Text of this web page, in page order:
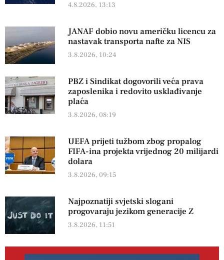
4.8.2026, 13:13
JANAF dobio novu američku licencu za
nastavak transporta nafte za NIS
3.8.2026, 10:24
PBZ i Sindikat dogovorili veća prava
zaposlenika i redovito usklađivanje
plaća
3.8.2026, 08:19
UEFA prijeti tužbom zbog propalog
FIFA-ina projekta vrijednog 20 milijardi
dolara
3.8.2026, 09:15
Najpoznatiji svjetski slogani
progovaraju jezikom generacije Z
3.8.2026, 11:51